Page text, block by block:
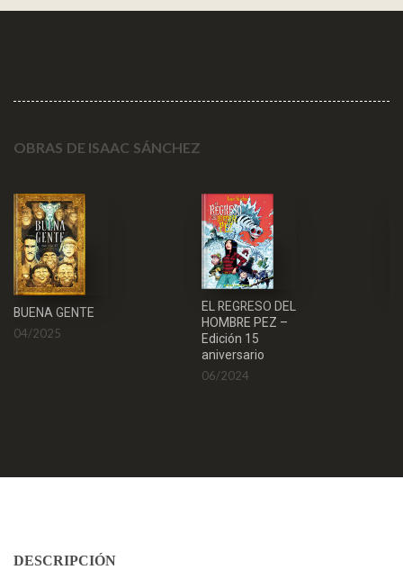
OBRAS DE ISAAC SÁNCHEZ
BUENA GENTE
04/2025
EL REGRESO DEL
HOMBRE PEZ –
Edición 15
aniversario
06/2024
DESCRIPCIÓN